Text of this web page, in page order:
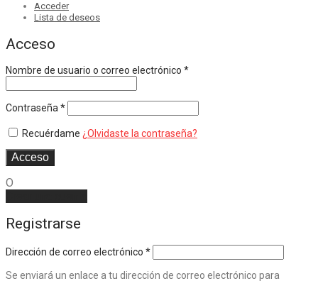
Acceder
Lista de deseos
Acceso
Nombre de usuario o correo electrónico *
Contraseña *
Recuérdame ¿Olvidaste la contraseña?
Acceso
O
Registrarse
Dirección de correo electrónico *
Se enviará un enlace a tu dirección de correo electrónico para